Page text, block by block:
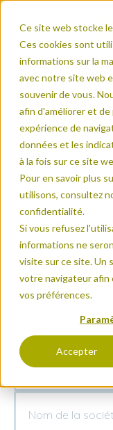
Ce site web stocke
Ces cookies sont
informations sur la
avec notre site web
souvenir de vous.
afin d'améliorer et
expérience de
données et les
à la fois sur ce site
Pour en savoir plus
utilisons, consultez
confidentialité.
Si vous refusez
informations ne
visite sur ce site. Un
votre navigateur afin
vos préférences.
Accepter
Accueil
Contact
Nous
Contactez nos
de remplir le
puissions vous